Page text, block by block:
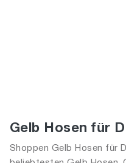
Gelb Hosen für
Shoppen Gelb Hosen für